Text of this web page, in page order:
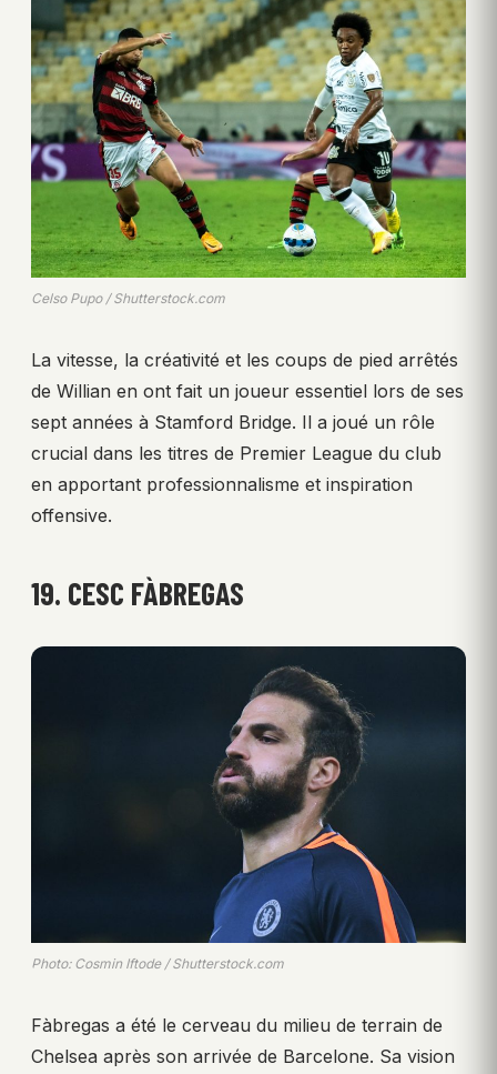
Celso Pupo / Shutterstock.com
La vitesse, la créativité et les coups de pied arrêtés
de Willian en ont fait un joueur essentiel lors de ses
sept années à Stamford Bridge. Il a joué un rôle
crucial dans les titres de Premier League du club
en apportant professionnalisme et inspiration
offensive.
19. CESC FÀBREGAS
Photo: Cosmin Iftode / Shutterstock.com
Fàbregas a été le cerveau du milieu de terrain de
Chelsea après son arrivée de Barcelone. Sa vision